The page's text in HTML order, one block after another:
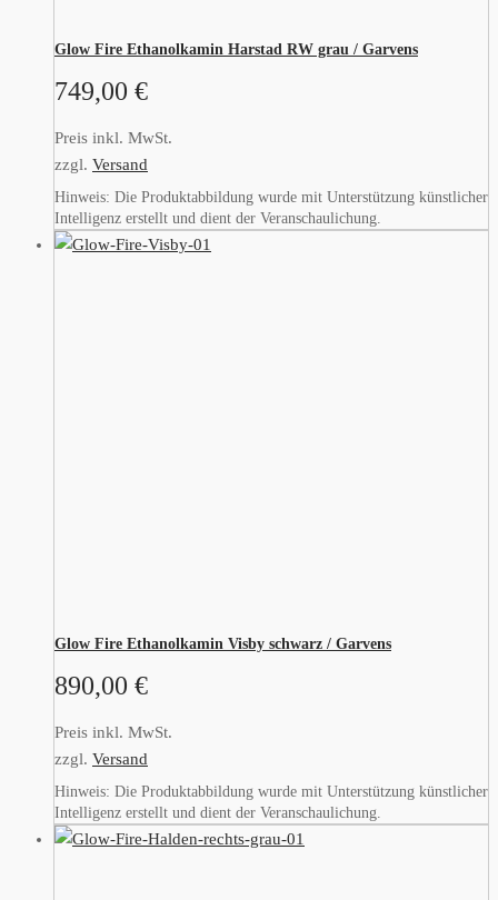
Glow Fire Ethanolkamin Harstad RW grau / Garvens
749,00 €
Preis inkl. MwSt.
zzgl. Versand
Hinweis: Die Produktabbildung wurde mit Unterstützung künstlicher
Intelligenz erstellt und dient der Veranschaulichung.
Glow Fire Ethanolkamin Visby schwarz / Garvens
890,00 €
Preis inkl. MwSt.
zzgl. Versand
Hinweis: Die Produktabbildung wurde mit Unterstützung künstlicher
Intelligenz erstellt und dient der Veranschaulichung.